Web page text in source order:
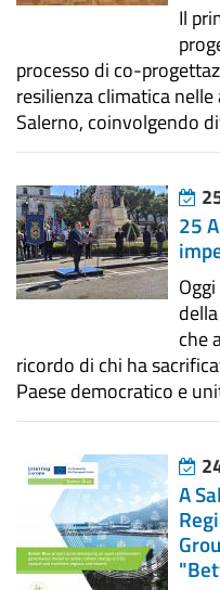
Il
processo di co-
resilienza climatica
Salerno, coinvolgendo
25
che
ricordo di chi ha
Paese democratico e
A